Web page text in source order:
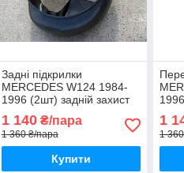
Задні підкрилки
MERCEDES W124 1984-
1996 (2шт) задній захист
задніх
1 140₴/пара
1 360 ₴/пара
Купити
1
1